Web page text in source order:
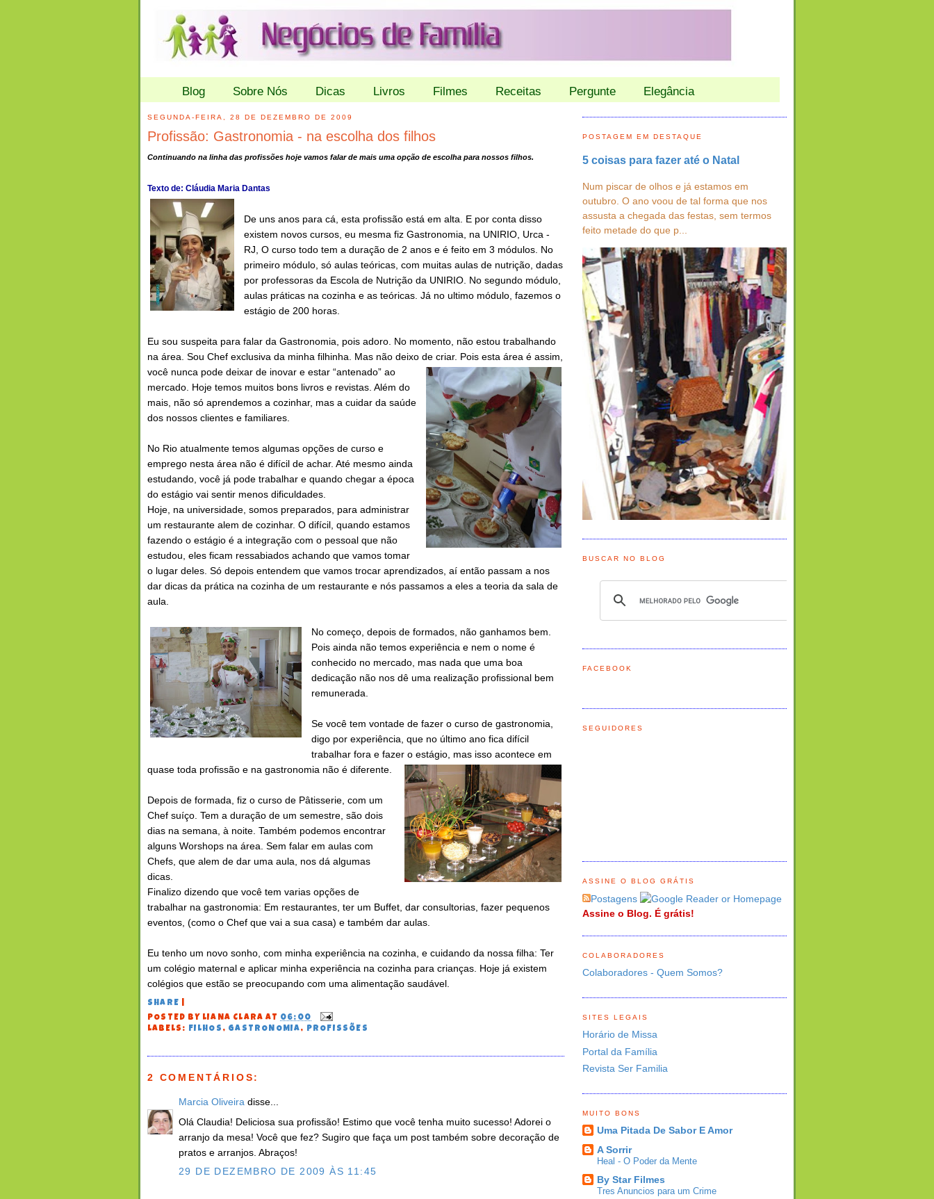
Blog Sobre Nós Dicas Livros Filmes Receitas Pergunte Elegância
SEGUNDA-FEIRA, 28 DE DEZEMBRO DE 2009
Profissão: Gastronomia - na escolha dos filhos
Continuando na linha das profissões hoje vamos falar de mais uma opção de escolha para nossos filhos.
Texto de: Cláudia Maria Dantas
De uns anos para cá, esta profissão está em alta. E por conta disso
existem novos cursos, eu mesma fiz Gastronomia, na UNIRIO, Urca -
RJ, O curso todo tem a duração de 2 anos e é feito em 3 módulos. No
primeiro módulo, só aulas teóricas, com muitas aulas de nutrição, dadas
por professoras da Escola de Nutrição da UNIRIO. No segundo módulo,
aulas práticas na cozinha e as teóricas. Já no ultimo módulo, fazemos o
estágio de 200 horas.
Eu sou suspeita para falar da Gastronomia, pois adoro. No momento, não estou trabalhando
na área. Sou Chef exclusiva da minha filhinha. Mas não deixo de criar. Pois esta área é assim,
você nunca pode deixar de inovar e estar “antenado” ao
mercado. Hoje temos muitos bons livros e revistas. Além do
mais, não só aprendemos a cozinhar, mas a cuidar da saúde
dos nossos clientes e familiares.
No Rio atualmente temos algumas opções de curso e
emprego nesta área não é difícil de achar. Até mesmo ainda
estudando, você já pode trabalhar e quando chegar a época
do estágio vai sentir menos dificuldades.
Hoje, na universidade, somos preparados, para administrar
um restaurante alem de cozinhar. O difícil, quando estamos
fazendo o estágio é a integração com o pessoal que não
estudou, eles ficam ressabiados achando que vamos tomar
o lugar deles. Só depois entendem que vamos trocar aprendizados, aí então passam a nos
dar dicas da prática na cozinha de um restaurante e nós passamos a eles a teoria da sala de
aula.
No começo, depois de formados, não ganhamos bem.
Pois ainda não temos experiência e nem o nome é
conhecido no mercado, mas nada que uma boa
dedicação não nos dê uma realização profissional bem
remunerada.
Se você tem vontade de fazer o curso de gastronomia,
digo por experiência, que no último ano fica difícil
trabalhar fora e fazer o estágio, mas isso acontece em
quase toda profissão e na gastronomia não é diferente.
Depois de formada, fiz o curso de Pâtisserie, com um
Chef suíço. Tem a duração de um semestre, são dois
dias na semana, à noite. Também podemos encontrar
alguns Worshops na área. Sem falar em aulas com
Chefs, que alem de dar uma aula, nos dá algumas
dicas.
Finalizo dizendo que você tem varias opções de
trabalhar na gastronomia: Em restaurantes, ter um Buffet, dar consultorias, fazer pequenos
eventos, (como o Chef que vai a sua casa) e também dar aulas.
Eu tenho um novo sonho, com minha experiência na cozinha, e cuidando da nossa filha: Ter
um colégio maternal e aplicar minha experiência na cozinha para crianças. Hoje já existem
colégios que estão se preocupando com uma alimentação saudável.
SHARE
POSTED BY LIANA CLARA AT 06:00
LABELS: FILHOS , GASTRONOMIA, PROFISSÕES
2 COMENTÁRIOS:
Marcia Oliveira disse...
Olá Claudia! Deliciosa sua profissão! Estimo que você tenha muito sucesso! Adorei o
arranjo da mesa! Você que fez? Sugiro que faça um post também sobre decoração de
pratos e arranjos. Abraços!
29 DE DEZEMBRO DE 2009 ÀS 11:45
POSTAGEM EM DESTAQUE
5 coisas para fazer até o Natal
Num piscar de olhos e já estamos em
outubro. O ano voou de tal forma que nos
assusta a chegada das festas, sem termos
feito metade do que p...
BUSCAR NO BLOG
FACEBOOK
SEGUIDORES
ASSINE O BLOG GRÁTIS
Postagens
Assine o Blog. É grátis!
COLABORADORES
Colaboradores - Quem Somos?
SITES LEGAIS
Horário de Missa
Portal da Família
Revista Ser Familia
MUITO BONS
Uma Pitada De Sabor E Amor
A Sorrir
Heal - O Poder da Mente
By Star Filmes
Tres Anuncios para um Crime